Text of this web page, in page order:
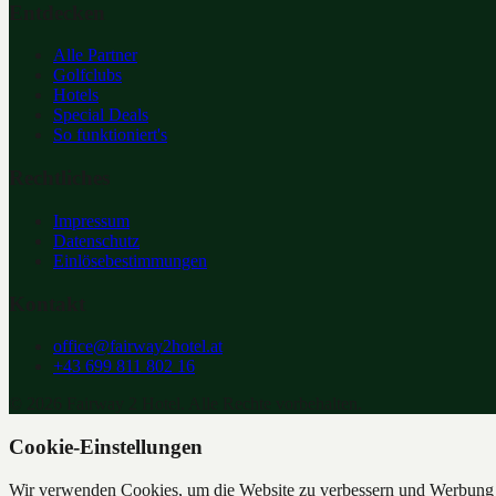
Alle Partner
Golfclubs
Hotels
Special Deals
So funktioniert's
Impressum
Datenschutz
Einlösebestimmungen
office@fairway2hotel.at
+43 699 811 802 16
Cookie-Einstellungen
Wir verwenden Cookies, um die Website zu verbessern und